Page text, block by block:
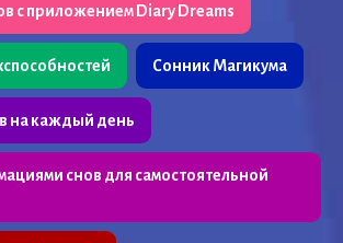
с приложением Diary Dreams
Сонник Магикума
на каждый день
снов для самостоятельной